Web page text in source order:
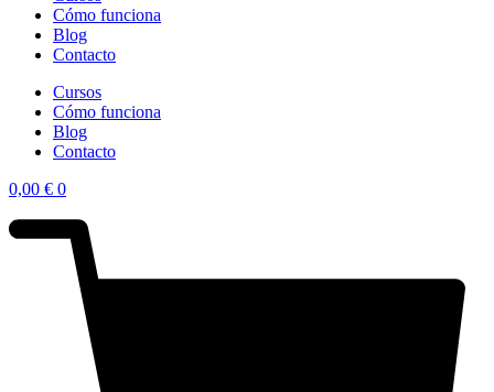
Cómo funciona
Blog
Contacto
Cursos
Cómo funciona
Blog
Contacto
0,00 € 0